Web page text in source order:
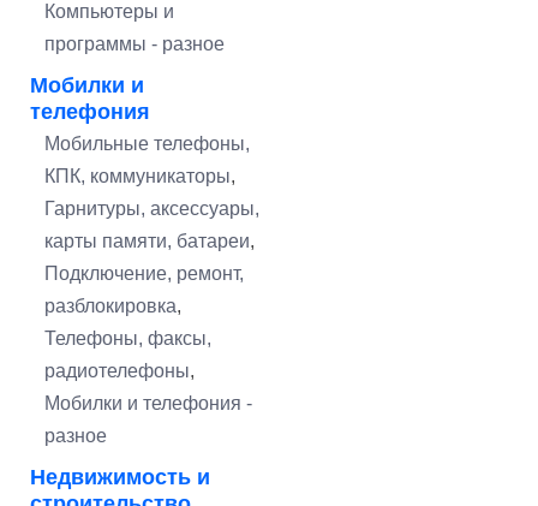
Компьютеры и
программы - разное
Мобилки и
телефония
Мобильные телефоны,
КПК, коммуникаторы,
Гарнитуры, аксессуары,
карты памяти, батареи,
Подключение, ремонт,
разблокировка,
Телефоны, факсы,
радиотелефоны,
Мобилки и телефония -
разное
Недвижимость и